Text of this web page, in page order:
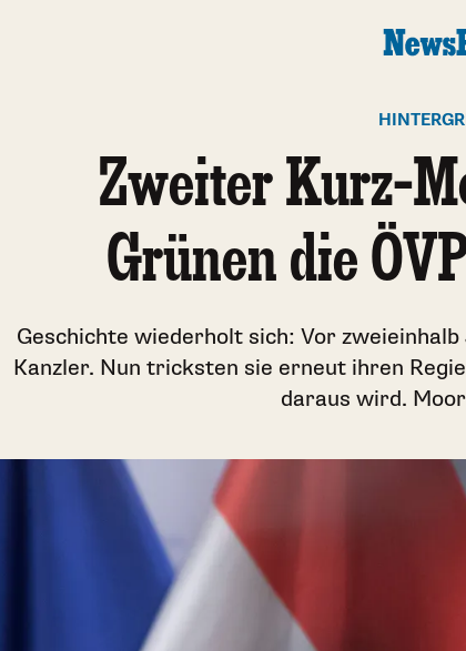
Zweiter Kurz-
Grünen die
Geschichte wiederholt sich: Vor
Kanzler. Nun tricksten sie erneut ihren
daraus wird.